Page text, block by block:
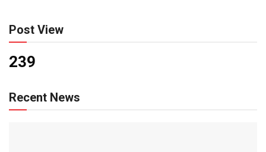
Post View
239
Recent News